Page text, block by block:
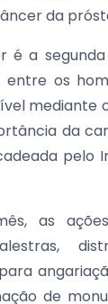
da
é a
entre os
mediante
da
pelo
as
de